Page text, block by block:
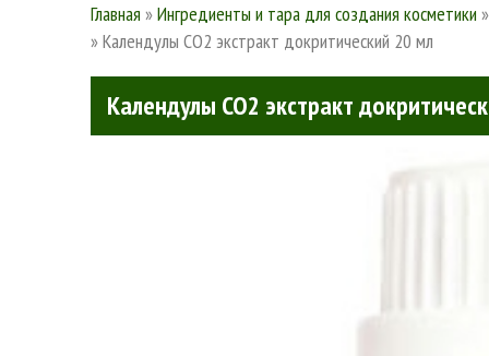
Главная »Ингредиенты и тара для создания косметики
»Календулы СО2 экстракт докритический 20 мл
Календулы СО2 экстракт